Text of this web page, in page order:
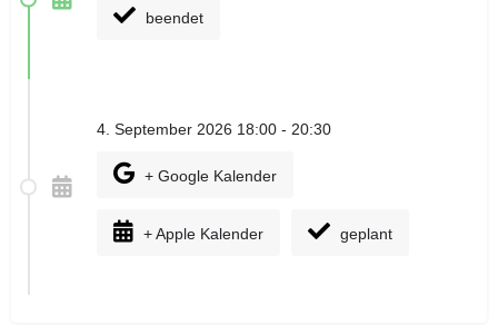
beendet
4. September 2026 18:00 - 20:30
+ Google Kalender
+ Apple Kalender geplant